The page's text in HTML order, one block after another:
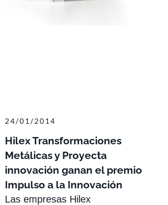
Hilex Transformaciones
Metálicas y Proyecta
innovación ganan el premio
Impulso a la Innovación
24/01/2014
Las empresas Hilex